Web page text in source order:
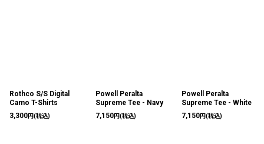
Rothco S/S Digital
Camo T-Shirts
3,300円(税込)
Powell Peralta
Supreme Tee - Navy
7,150円(税込)
Powell Peralta
Supreme Tee - White
7,150円(税込)